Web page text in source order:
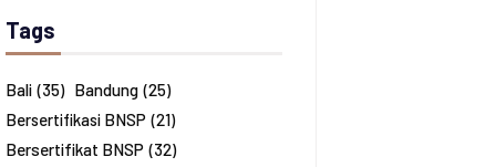
e
s
r
a
*
Tags
Bali (35) Bandung (25)
Bersertifikasi BNSP (21)
Bersertifikat BNSP (32)